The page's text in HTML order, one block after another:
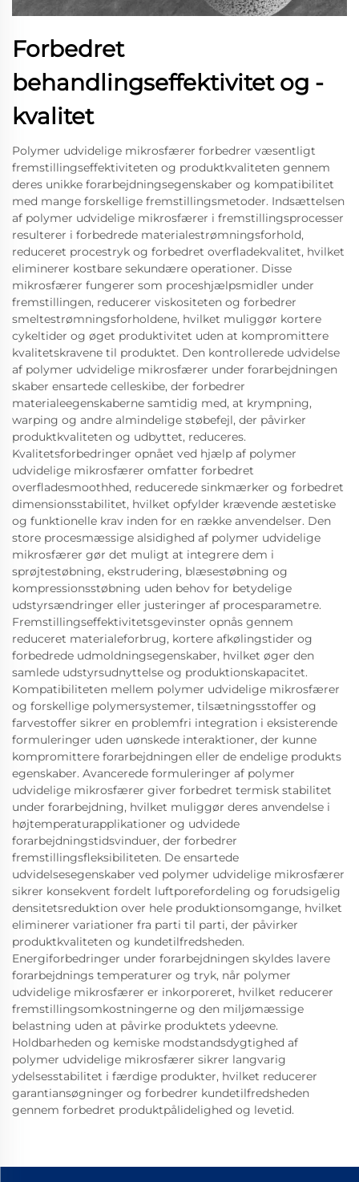
Forbedret
behandlingseffektivitet og -
kvalitet
Polymer udvidelige mikrosfærer forbedrer væsentligt
fremstillingseffektiviteten og produktkvaliteten gennem
deres unikke forarbejdningsegenskaber og kompatibilitet
med mange forskellige fremstillingsmetoder. Indsættelsen
af polymer udvidelige mikrosfærer i fremstillingsprocesser
resulterer i forbedrede materialestrømningsforhold,
reduceret procestryk og forbedret overfladekvalitet, hvilket
eliminerer kostbare sekundære operationer. Disse
mikrosfærer fungerer som proceshjælpsmidler under
fremstillingen, reducerer viskositeten og forbedrer
smeltestrømningsforholdene, hvilket muliggør kortere
cykeltider og øget produktivitet uden at kompromittere
kvalitetskravene til produktet. Den kontrollerede udvidelse
af polymer udvidelige mikrosfærer under forarbejdningen
skaber ensartede celleskibe, der forbedrer
materialeegenskaberne samtidig med, at krympning,
warping og andre almindelige støbefejl, der påvirker
produktkvaliteten og udbyttet, reduceres.
Kvalitetsforbedringer opnået ved hjælp af polymer
udvidelige mikrosfærer omfatter forbedret
overfladesmoothhed, reducerede sinkmærker og forbedret
dimensionsstabilitet, hvilket opfylder krævende æstetiske
og funktionelle krav inden for en række anvendelser. Den
store procesmæssige alsidighed af polymer udvidelige
mikrosfærer gør det muligt at integrere dem i
sprøjtestøbning, ekstrudering, blæsestøbning og
kompressionsstøbning uden behov for betydelige
udstyrsændringer eller justeringer af procesparametre.
Fremstillingseffektivitetsgevinster opnås gennem
reduceret materialeforbrug, kortere afkølingstider og
forbedrede udmoldningsegenskaber, hvilket øger den
samlede udstyrsudnyttelse og produktionskapacitet.
Kompatibiliteten mellem polymer udvidelige mikrosfærer
og forskellige polymersystemer, tilsætningsstoffer og
farvestoffer sikrer en problemfri integration i eksisterende
formuleringer uden uønskede interaktioner, der kunne
kompromittere forarbejdningen eller de endelige produkts
egenskaber. Avancerede formuleringer af polymer
udvidelige mikrosfærer giver forbedret termisk stabilitet
under forarbejdning, hvilket muliggør deres anvendelse i
højtemperaturapplikationer og udvidede
forarbejdningstidsvinduer, der forbedrer
fremstillingsfleksibiliteten. De ensartede
udvidelsesegenskaber ved polymer udvidelige mikrosfærer
sikrer konsekvent fordelt luftporefordeling og forudsigelig
densitetsreduktion over hele produktionsomgange, hvilket
eliminerer variationer fra parti til parti, der påvirker
produktkvaliteten og kundetilfredsheden.
Energiforbedringer under forarbejdningen skyldes lavere
forarbejdnings temperaturer og tryk, når polymer
udvidelige mikrosfærer er inkorporeret, hvilket reducerer
fremstillingsomkostningerne og den miljømæssige
belastning uden at påvirke produktets ydeevne.
Holdbarheden og kemiske modstandsdygtighed af
polymer udvidelige mikrosfærer sikrer langvarig
ydelsesstabilitet i færdige produkter, hvilket reducerer
garantiansøgninger og forbedrer kundetilfredsheden
gennem forbedret produktpålidelighed og levetid.